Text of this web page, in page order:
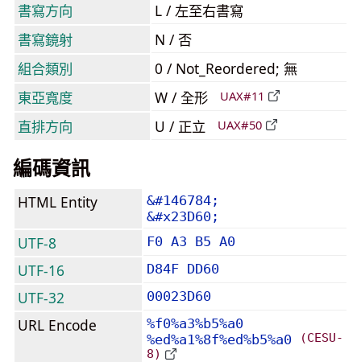
書寫方向
L / 左至右書寫
書寫鏡射
N / 否
組合類別
0 / Not_Reordered; 無
東亞寬度
W / 全形 UAX#11
直排方向 U / 正立 UAX#50
編碼資訊
HTML Entity
&#146784;
&#x23D60;
UTF-8 F0 A3 B5 A0
UTF-16 D84F DD60
UTF-32 00023D60
URL Encode
%f0%a3%b5%a0
%ed%a1%8f%ed%b5%a0
(CESU-
8)